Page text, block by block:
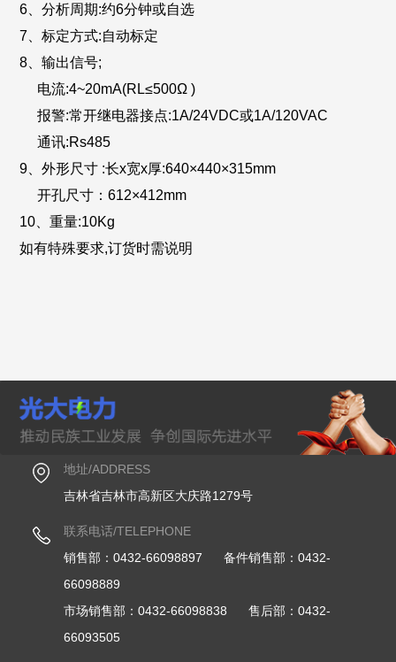
6、分析周期:约6分钟或自选
7、标定方式:自动标定
8、输出信号;
电流:4~20mA(RL≤500Ω )
报警:常开继电器接点:1A/24VDC或1A/120VAC
通讯:Rs485
9、外形尺寸 :长x宽x厚:640×440×315mm
开孔尺寸：612×412mm
10、重量:10Kg
如有特殊要求,订货时需说明
地址/ADDRESS
吉林省吉林市高新区大庆路1279号
联系电话/TELEPHONE
销售部：0432-66098897 备件销售部：0432-
66098889
市场销售部：0432-66098838 售后部：0432-
66093505